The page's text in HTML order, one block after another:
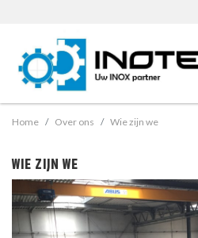
Home Over ons Wie zijn we
WIE ZIJN WE